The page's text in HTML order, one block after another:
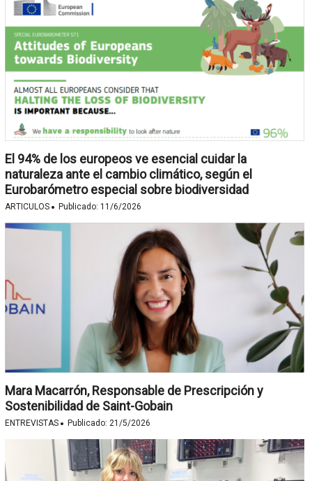
El 94% de los europeos ve esencial cuidar la
naturaleza ante el cambio climático, según el
Eurobarómetro especial sobre biodiversidad
ARTICULOS · Publicado: 11/6/2026
Mara Macarrón, Responsable de Prescripción y
Sostenibilidad de Saint-Gobain
ENTREVISTAS · Publicado: 21/5/2026